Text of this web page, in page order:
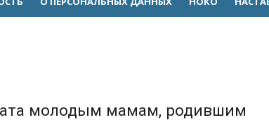
молодым мамам, родившим